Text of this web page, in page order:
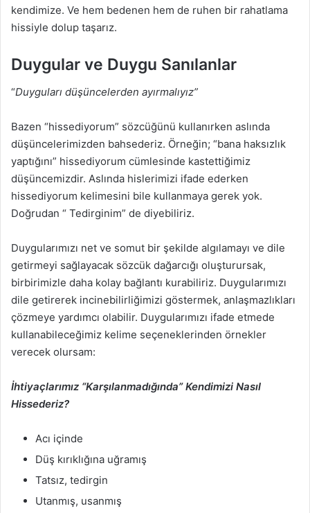
kendimize. Ve hem bedenen hem de ruhen bir rahatlama
hissiyle dolup taşarız.
Duygular ve Duygu Sanılanlar
“Duyguları düşüncelerden ayırmalıyız”
Bazen “hissediyorum” sözcüğünü kullanırken aslında
düşüncelerimizden bahsederiz. Örneğin; “bana haksızlık
yaptığını” hissediyorum cümlesinde kastettiğimiz
düşüncemizdir. Aslında hislerimizi ifade ederken
hissediyorum kelimesini bile kullanmaya gerek yok.
Doğrudan “ Tedirginim” de diyebiliriz.
Duygularımızı net ve somut bir şekilde algılamayı ve dile
getirmeyi sağlayacak sözcük dağarcığı oluşturursak,
birbirimizle daha kolay bağlantı kurabiliriz. Duygularımızı
dile getirerek incinebilirliğimizi göstermek, anlaşmazlıkları
çözmeye yardımcı olabilir. Duygularımızı ifade etmede
kullanabileceğimiz kelime seçeneklerinden örnekler
verecek olursam:
İhtiyaçlarımız “Karşılanmadığında” Kendimizi Nasıl
Hissederiz?
Acı içinde
Düş kırıklığına uğramış
Tatsız, tedirgin
Utanmış, usanmış